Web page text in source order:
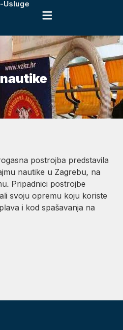
Usluge
postrojba predstavila
nautike u Zagrebu, na
Pripadnici postrojbe
svoju opremu koju koriste
i kod spašavanja na